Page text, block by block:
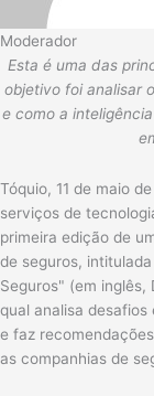
Moderador
Esta é uma das
objetivo foi analisar
e como a
Tóquio, 11 de maio
serviços de
primeira edição de
de seguros,
Seguros" (em inglês,
qual analisa
e faz
as companhias de